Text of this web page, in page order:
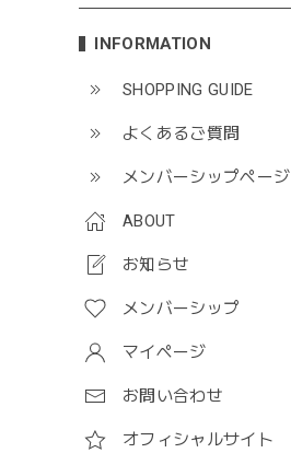
INFORMATION
SHOPPING GUIDE
よくあるご質問
メンバーシップページ
ABOUT
お知らせ
メンバーシップ
マイページ
お問い合わせ
オフィシャルサイト